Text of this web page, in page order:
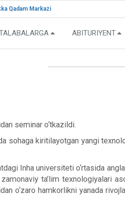
Qadam Markazi
ABITURIYENT
seminar o‘tkazildi.
sohaga kiritilayotgan yangi
Inha universiteti o‘rtasida
ta’lim texnologiyalari
o‘zaro hamkorlikni yanada